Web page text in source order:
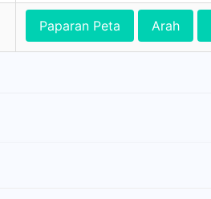
Paparan Peta Arah